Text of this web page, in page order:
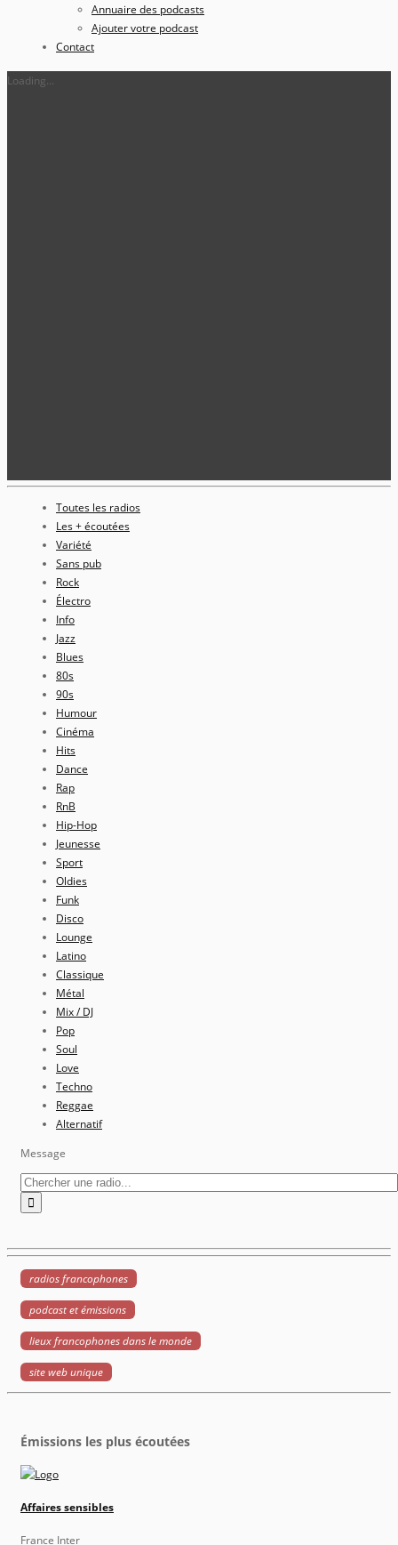
Annuaire des podcasts
Ajouter votre podcast
Contact
Loading...
Toutes les radios
Les + écoutées
Variété
Sans pub
Rock
Électro
Info
Jazz
Blues
80s
90s
Humour
Cinéma
Hits
Dance
Rap
RnB
Hip-Hop
Jeunesse
Sport
Oldies
Funk
Disco
Lounge
Latino
Classique
Métal
Mix / DJ
Pop
Soul
Love
Techno
Reggae
Alternatif
Message
radios francophones
podcast et émissions
lieux francophones dans le monde
site web unique
Émissions les plus écoutées
Affaires sensibles
France Inter